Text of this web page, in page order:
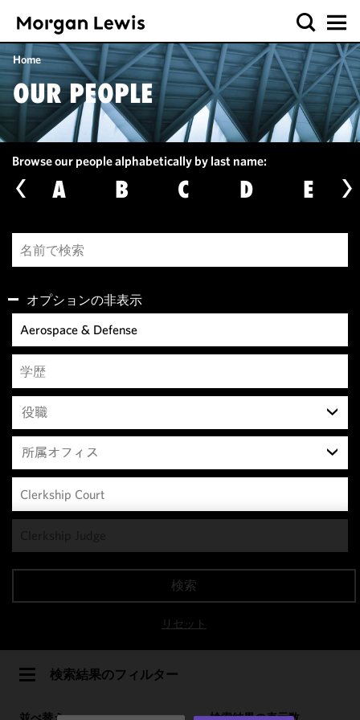
Home
OUR PEOPLE
Browse our people alphabetically by last name:
A B C D E
オプションの非表示
リセット
検索
役職
所属オフィス
検索結果のフィルター
cookies to
functionality
of this site
in